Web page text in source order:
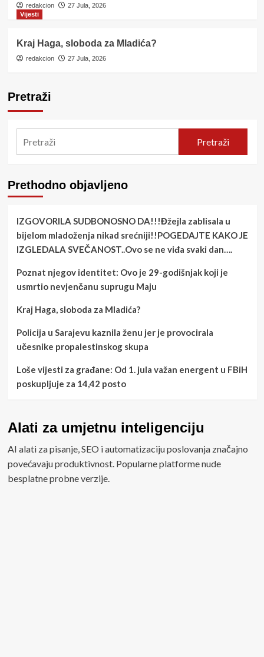
redakcion
27 Jula, 2026
Vijesti
Kraj Haga, sloboda za Mladića?
redakcion 27 Jula, 2026
Pretraži
Pretraži
Prethodno objavljeno
IZGOVORILA SUDBONOSNO DA!!!Đžejla zablisala u
bijelom mladoženja nikad srećniji!!POGEDAJTE KAKO JE
IZGLEDALA SVEČANOST..Ovo se ne viđa svaki dan….
Poznat njegov identitet: Ovo je 29-godišnjak koji je
usmrtio nevjenčanu suprugu Maju
Kraj Haga, sloboda za Mladića?
Policija u Sarajevu kaznila ženu jer je provocirala
učesnike propalestinskog skupa
Loše vijesti za građane: Od 1. jula važan energent u FBiH
poskupljuje za 14,42 posto
Alati za umjetnu inteligenciju
AI alati za pisanje, SEO i automatizaciju poslovanja značajno
povećavaju produktivnost. Popularne platforme nude
besplatne probne verzije.